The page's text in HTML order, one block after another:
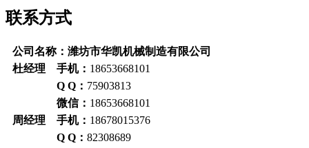
联系方式
公司名称：潍坊市华凯机械制造有限公司
杜经理 手机： 18653668101
Q Q： 75903813
微信： 18653668101
周经理 手机： 18678015376
Q Q： 82308689